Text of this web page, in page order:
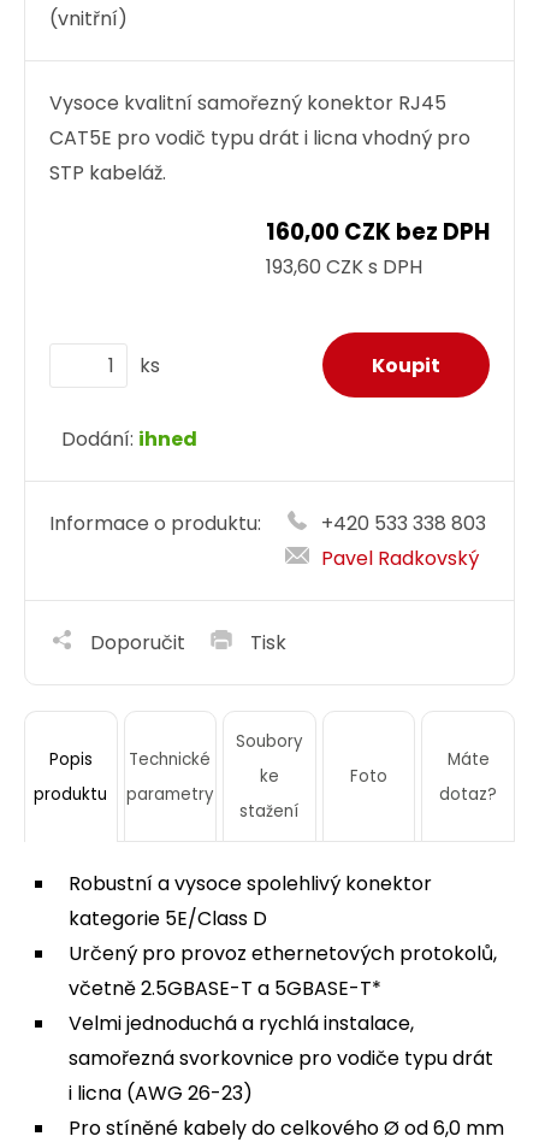
(vnitřní)
Vysoce kvalitní samořezný konektor RJ45
CAT5E pro vodič typu drát i licna vhodný pro
STP kabeláž.
160,00 CZK bez DPH
193,60 CZK s DPH
ks
Dodání: ihned
Informace o produktu:
+420 533 338 803
Pavel Radkovský
Doporučit Tisk
Popis
produktu
Technické
parametry
Soubory
ke
stažení
Foto
Máte
dotaz?
Robustní a vysoce spolehlivý konektor
kategorie 5E/Class D
Určený pro provoz ethernetových protokolů,
včetně 2.5GBASE-T a 5GBASE-T*
Velmi jednoduchá a rychlá instalace,
samořezná svorkovnice pro vodiče typu drát
i licna (AWG 26-23)
Pro stíněné kabely do celkového Ø od 6,0 mm